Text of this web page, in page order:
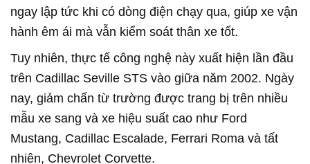
ngay lập tức khi có dòng điện chạy qua, giúp xe vận
hành êm ái mà vẫn kiểm soát thân xe tốt.
Tuy nhiên, thực tế công nghệ này xuất hiện lần đầu
trên Cadillac Seville STS vào giữa năm 2002. Ngày
nay, giảm chấn từ trường được trang bị trên nhiều
mẫu xe sang và xe hiệu suất cao như Ford
Mustang, Cadillac Escalade, Ferrari Roma và tất
nhiên, Chevrolet Corvette.